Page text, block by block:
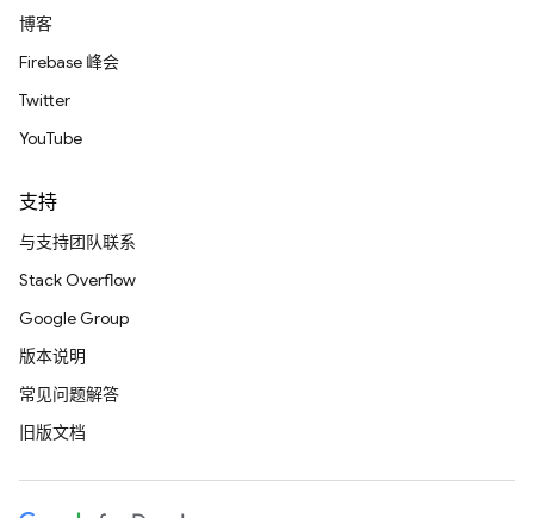
博客
Firebase 峰会
Twitter
YouTube
支持
与支持团队联系
Stack Overflow
Google Group
版本说明
常见问题解答
旧版文档